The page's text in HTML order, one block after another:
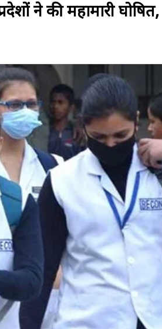
ने की महामारी घोषित,